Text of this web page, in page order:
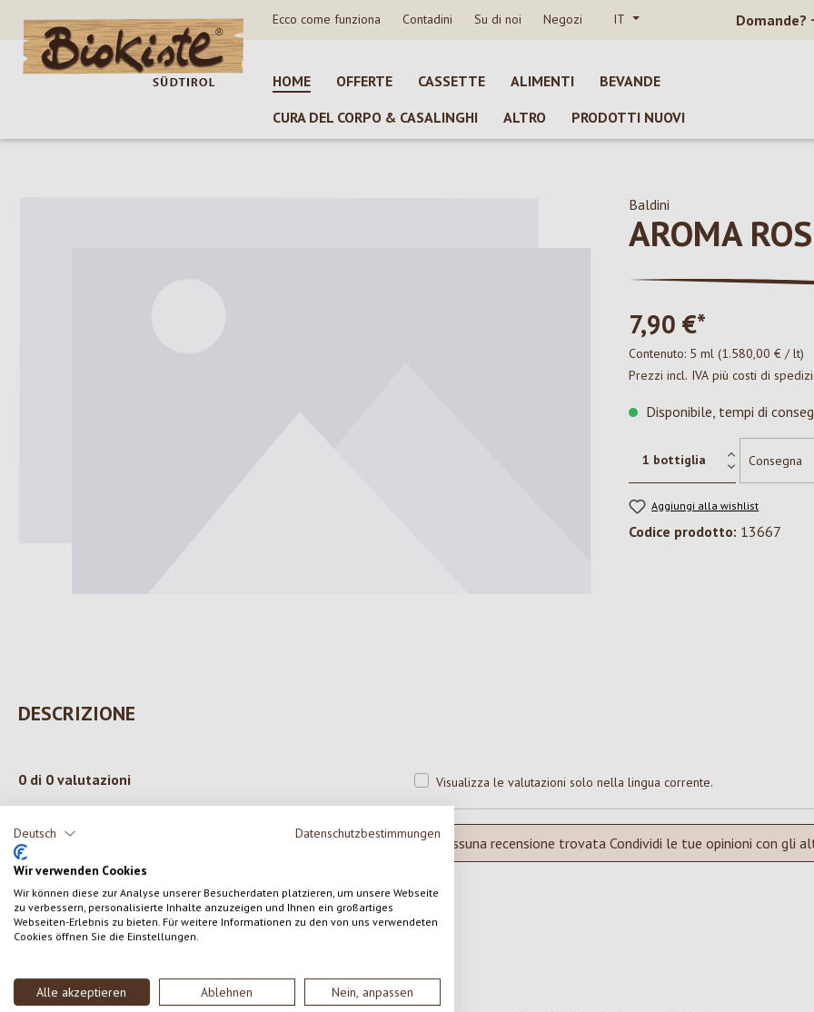
Deutsch Datenschutzbestimmungen
Wir verwenden Cookies
Wir können diese zur Analyse unserer Besucherdaten platzieren, um unsere Webseite
zu verbessern, personalisierte Inhalte anzuzeigen und Ihnen ein großartiges
Webseiten-Erlebnis zu bieten. Für weitere Informationen zu den von uns verwendeten
Cookies öffnen Sie die Einstellungen.
Alle akzeptieren Ablehnen Nein, anpassen
al contenuto principale
Salta alla ricerca
Passa alla navigazione principale Ecco come funziona Contadini Su di noi Negozi IT Domande?
HOME OFFERTE CASSETTE ALIMENTI
BEVANDE
CURA DEL CORPO & CASALINGHI
ALTRO PRODOTTI NUOVI
Baldini
AROMA
7,90 €*
Contenuto: 5 ml (1.580,00 € / lt)
Prezzi incl. IVA più costi di
Disponibile, tempi di
Aggiungi alla wishlist
Codice prodotto: 13667
DESCRIZIONE
0 di 0 valutazioni
Valutazione media di 0 su 5 stelle
Formula una valutazione!
Condividi le tue esperienze con il prodotto con altri
clienti.
SCRIVERE UNA RECENSIONE
Visualizza le valutazioni solo nella lingua corrente.
Nessuna recensione trovata Condividi le tue opinioni con gli